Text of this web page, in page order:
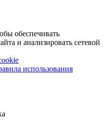
обеспечивать
и анализировать сетевой
использования